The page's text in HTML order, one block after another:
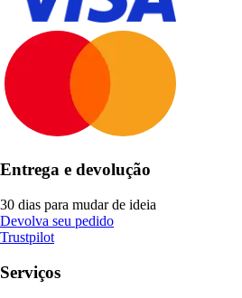
Entrega e devolução
30 dias para mudar de ideia
Devolva seu pedido
Trustpilot
Serviços